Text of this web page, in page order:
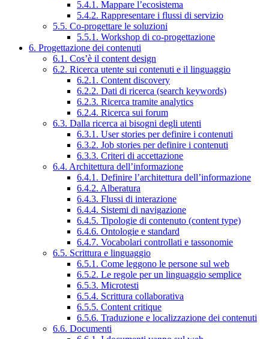
5.4.1. Mappare l’ecosistema
5.4.2. Rappresentare i flussi di servizio
5.5. Co-progettare le soluzioni
5.5.1. Workshop di co-progettazione
6. Progettazione dei contenuti
6.1. Cos’è il content design
6.2. Ricerca utente sui contenuti e il linguaggio
6.2.1. Content discovery
6.2.2. Dati di ricerca (search keywords)
6.2.3. Ricerca tramite analytics
6.2.4. Ricerca sui forum
6.3. Dalla ricerca ai bisogni degli utenti
6.3.1. User stories per definire i contenuti
6.3.2. Job stories per definire i contenuti
6.3.3. Criteri di accettazione
6.4. Architettura dell’informazione
6.4.1. Definire l’architettura dell’informazione
6.4.2. Alberatura
6.4.3. Flussi di interazione
6.4.4. Sistemi di navigazione
6.4.5. Tipologie di contenuto (content type)
6.4.6. Ontologie e standard
6.4.7. Vocabolari controllati e tassonomie
6.5. Scrittura e linguaggio
6.5.1. Come leggono le persone sul web
6.5.2. Le regole per un linguaggio semplice
6.5.3. Microtesti
6.5.4. Scrittura collaborativa
6.5.5. Content critique
6.5.6. Traduzione e localizzazione dei contenuti
6.6. Documenti